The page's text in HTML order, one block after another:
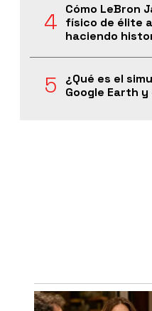
Cómo LeBron
físico de élite
haciendo
¿Qué es el
Google Earth